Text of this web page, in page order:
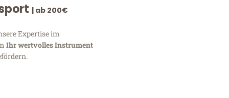
| ab 200€
Expertise im
Ihr wertvolles Instrument